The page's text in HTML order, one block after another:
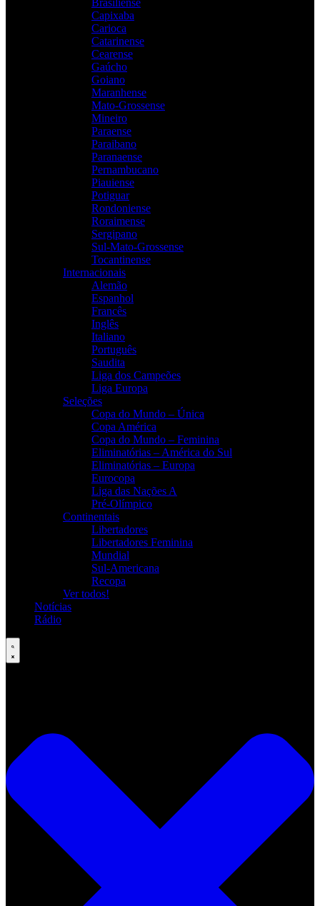
Capixaba
Carioca
Catarinense
Cearense
Gaúcho
Goiano
Maranhense
Mato-Grossense
Mineiro
Paraense
Paraibano
Paranaense
Pernambucano
Piauiense
Potiguar
Rondoniense
Roraimense
Sergipano
Sul-Mato-Grossense
Tocantinense
Internacionais
Alemão
Espanhol
Francês
Inglês
Italiano
Português
Saudita
Liga dos Campeões
Liga Europa
Seleções
Copa do Mundo – Única
Copa América
Copa do Mundo – Feminina
Eliminatórias – América do Sul
Eliminatórias – Europa
Eurocopa
Liga das Nações A
Pré-Olímpico
Continentais
Libertadores
Libertadores Feminina
Mundial
Sul-Americana
Recopa
Ver todos!
Notícias
Rádio